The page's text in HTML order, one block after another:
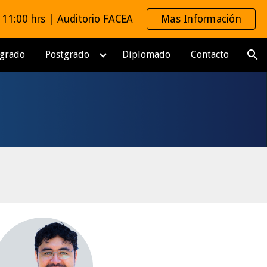
hrs | Auditorio FACEA Mas Información
Postgrado Diplomado Contacto